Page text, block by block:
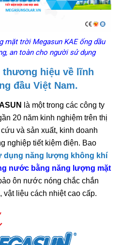
mặt trời Megasun KAE ống dầu
an toàn cho người sử dụng
thương hiệu về lĩnh
đầu Việt Nam.
là một trong các công ty
20 năm kinh nghiệm trên thị
và sản xuất, kinh doanh
nghiệp tiết kiệm điện. Bao
dụng năng lượng không khí
nước bằng năng lượng mặt
ôn nước nóng chắc chắn
vật liệu cách nhiệt cao cấp.